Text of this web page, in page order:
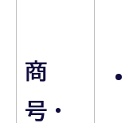
商
号・